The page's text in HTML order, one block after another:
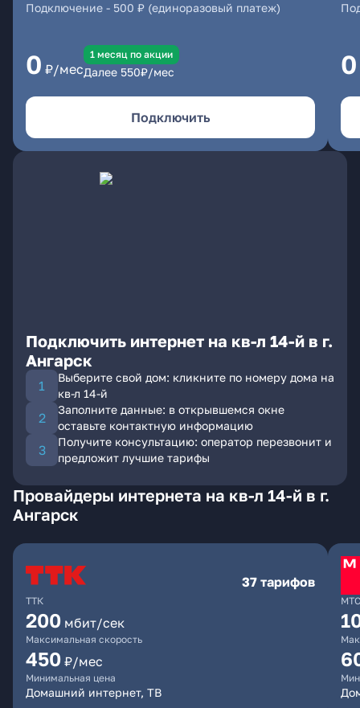
Подключение - 500 ₽ (единоразовый платеж)
0 ₽/мес
1 месяц по акции
Далее 550₽/мес
Подключить
0
Подключить интернет на кв-л 14-й в г.
Ангарск
Выберите свой дом: кликните по номеру дома на
кв-л 14-й
Заполните данные: в открывшемся окне
оставьте контактную информацию
Получите консультацию: оператор перезвонит и
предложит лучшие тарифы
Провайдеры интернета на кв-л 14-й в г.
Ангарск
ТТК
37 тарифов
200 мбит/сек
Максимальная скорость
450 ₽/мес
Минимальная цена
Домашний интернет, ТВ
МТС